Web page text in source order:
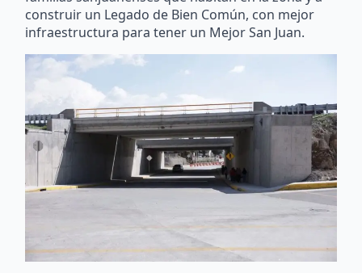
construir un Legado de Bien Común, con mejor
infraestructura para tener un Mejor San Juan.